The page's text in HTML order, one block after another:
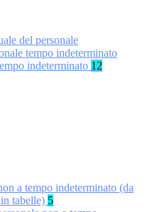
del personale
tempo indeterminato
indeterminato 12
a tempo indeterminato (da
tabelle) 5